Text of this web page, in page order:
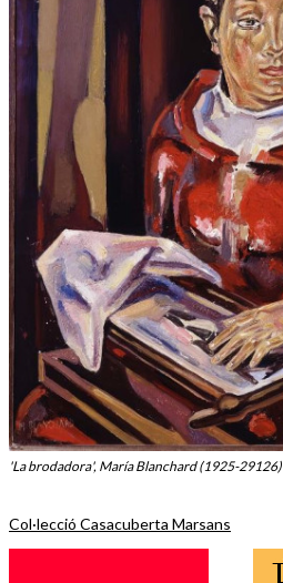
'La brodadora', María Blanchard (1925-29126)
Col·lecció Casacuberta Marsans